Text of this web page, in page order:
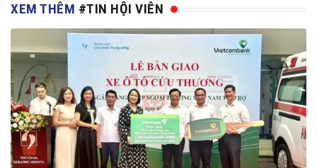
XEM THÊM #TIN HỘI VIÊN